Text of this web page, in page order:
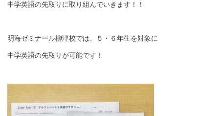
中学英語の先取りに取り組んでいきます！！
明海ゼミナール柳津校では、５・６年生を対象に
中学英語の先取りが可能です！